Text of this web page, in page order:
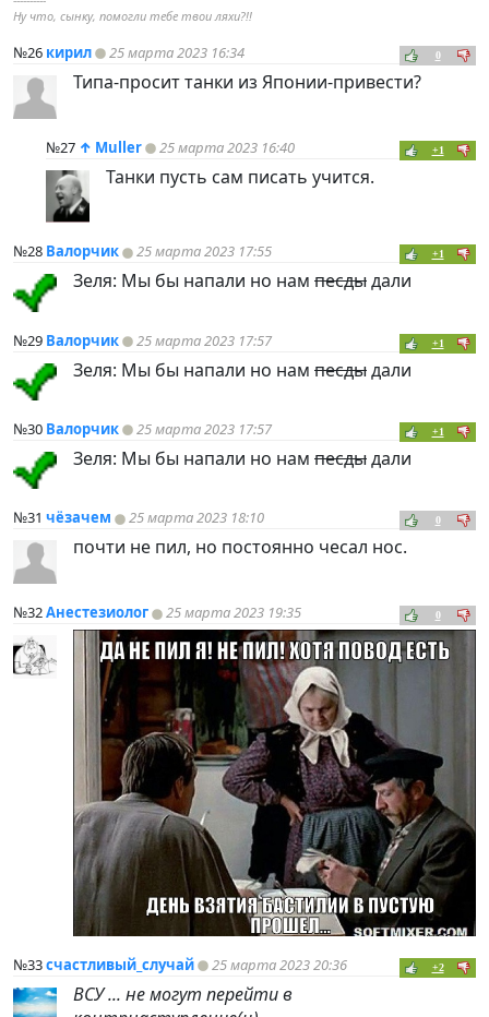
Ну что, сынку, помогли тебе твои ляхи?!!
№26 кирил 25 марта 2023 16:34 0
Типа-просит танки из Японии-привести?
№27 ↑ Muller 25 марта 2023 16:40 +1
Танки пусть сам писать учится.
№28 Валорчик 25 марта 2023 17:55 +1
Зеля: Мы бы напали но нам песдыдали
№29 Валорчик 25 марта 2023 17:57 +1
Зеля: Мы бы напали но нам песдыдали
№30 Валорчик 25 марта 2023 17:57 +1
Зеля: Мы бы напали но нам песдыдали
№31 чёзачем 25 марта 2023 18:10 0
почти не пил, но постоянно чесал нос.
№32Анестезиолог 25 марта 2023 19:35 0
№33счастливый_случай 25 марта 2023 20:36 +2
ВСУ ... не могут перейти в